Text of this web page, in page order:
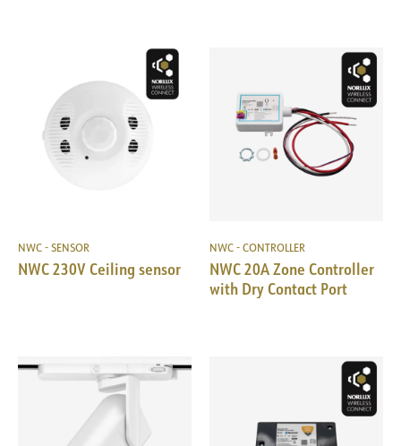
NWC - SENSOR
NWC 230V Ceiling sensor
NWC - CONTROLLER
NWC 20A Zone Controller
with Dry Contact Port